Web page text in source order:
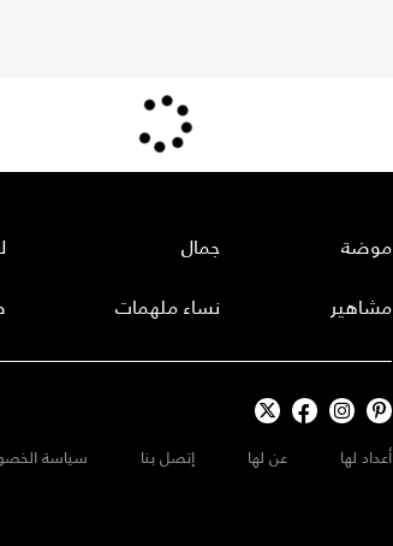
موضة
مشاهير
جمال
نساء ملهمات
أعداد لها عن لها إتصل بنا سياسة